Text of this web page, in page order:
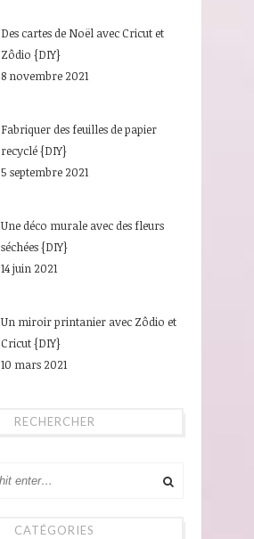
Des cartes de Noël avec Cricut et
Zôdio {DIY}
8 novembre 2021
Fabriquer des feuilles de papier
recyclé {DIY}
5 septembre 2021
Une déco murale avec des fleurs
séchées {DIY}
14 juin 2021
Un miroir printanier avec Zôdio et
Cricut {DIY}
10 mars 2021
RECHERCHER
CATÉGORIES